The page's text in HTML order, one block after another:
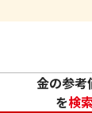
金の参考
を検索